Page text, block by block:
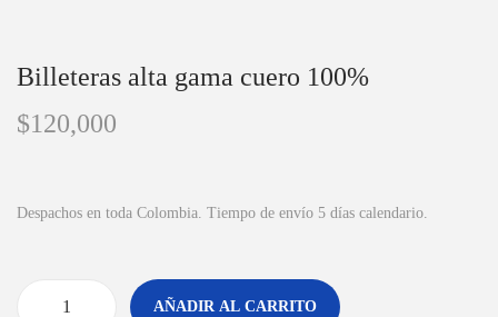
Billeteras alta gama cuero 100%
$120,000
Despachos en toda Colombia. Tiempo de envío 5 días calendario.
AÑADIR AL CARRITO